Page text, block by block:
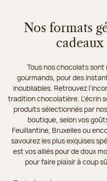
Nos formats
Tous nos chocolats
gourmands, pour des
inoubliables. Retrouvez
tradition chocolatière. L’écrin
produits sélectionnés par
boutique, selon vos
Feuillantine, Bruxelles ou
savourez les plus exquises
est vos alliés pour de doux
pour faire plaisir à coup